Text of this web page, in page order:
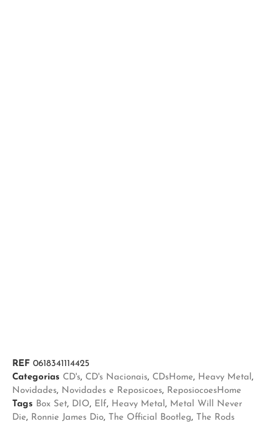
REF 0618341114425
Categorias CD's, CD's Nacionais, CDsHome, Heavy Metal ,
Novidades, Novidades e Reposicoes, ReposiocoesHome
Tags Box Set, DIO, Elf, Heavy Metal , Metal Will Never
Die, Ronnie James Dio, The Official Bootleg, The Rods